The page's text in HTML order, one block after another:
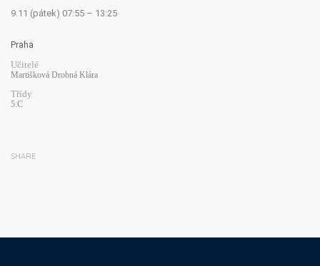
9.11 (pátek) 07:55 – 13:25
Praha
Učitelé
Martišková Drobná Klára
Třídy
5.C
SHARE